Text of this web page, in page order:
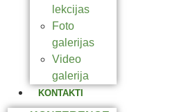
lekcijas
Foto
galerijas
Video
galerija
KONTAKTI